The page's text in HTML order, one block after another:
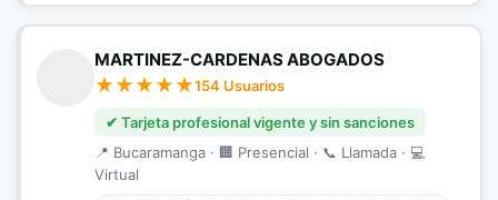
MARTINEZ-CARDENAS ABOGADOS
154 Usuarios
✔ Tarjeta profesional vigente y sin sanciones
📍 Bucaramanga · 🏢 Presencial · 📞 Llamada · 💻
Virtual